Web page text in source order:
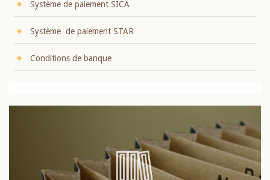
Système de paiement SICA
Système de paiement STAR
Conditions de banque